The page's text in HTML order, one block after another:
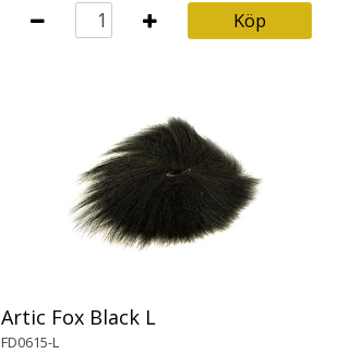
Köp
Artic Fox Black L
FD0615-L